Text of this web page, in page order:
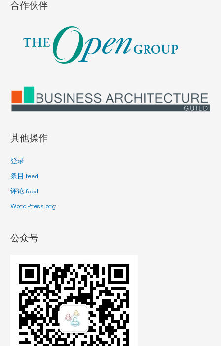
合作伙伴
其他操作
登录
条目 feed
评论 feed
WordPress.org
公众号